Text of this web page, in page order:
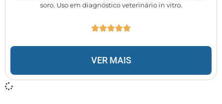
soro. Uso em diagnóstico veterinário in vitro.
VER MAIS